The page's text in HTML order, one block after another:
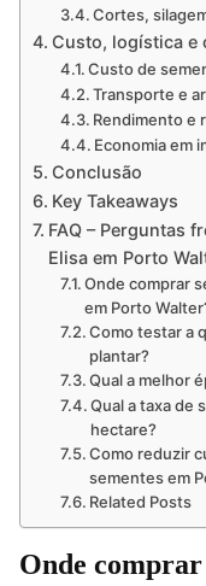
Cortes,
Custo, logística e
Custo de
Transporte e
Rendimento e
Economia em
Conclusão
Key Takeaways
FAQ – Perguntas
Elisa em Porto
Onde comprar
em Porto
Como testar a
plantar?
Qual a melhor
Qual a taxa de
hectare?
Como reduzir
sementes em
Related Posts
Onde comprar